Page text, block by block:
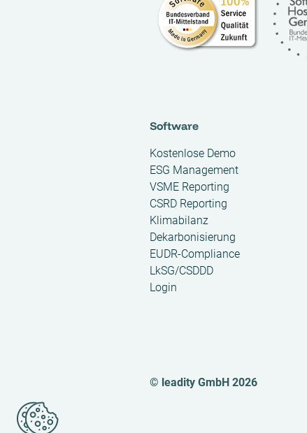
Software
Kostenlose Demo
ESG Management
VSME Reporting
CSRD Reporting
Klimabilanz
Dekarbonisierung
EUDR-Compliance
LkSG/CSDDD
Login
© leadity GmbH 2026